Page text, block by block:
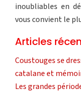
inoubliables en
vous convient le
Articles
Coustouges se
catalane et
Les grandes